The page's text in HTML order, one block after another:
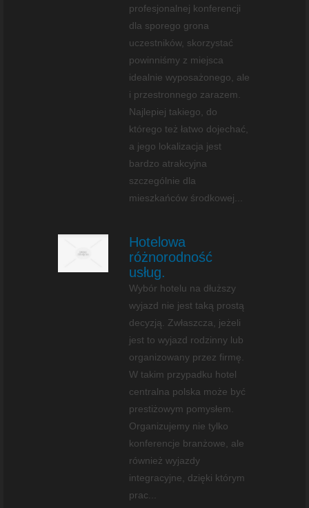
profesjonalnej konferencji
dla sporego grona
uczestników, skorzystać
powinniśmy z miejsca
idealnie wyposażonego, ale
i przestronnego zarazem.
Najlepiej takiego, do
którego też łatwo dojechać,
a jego lokalizacja jest
bardzo atrakcyjna
szczególnie dla
mieszkańców środkowej...
Hotelowa
różnorodność
usług.
Wybór hotelu na dłuższy
wyjazd nie jest taką prostą
decyzją. Zwłaszcza, jeżeli
jest to wyjazd rodzinny lub
organizowany przez firmę.
W takim przypadku hotel
centralna polska może być
prestiżowym pomysłem.
Organizujemy nie tylko
konferencje branżowe, ale
również wyjazdy
integracyjne, dzięki którym
prac...